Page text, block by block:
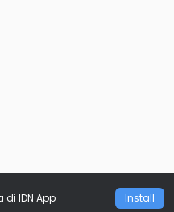
di IDN App Install